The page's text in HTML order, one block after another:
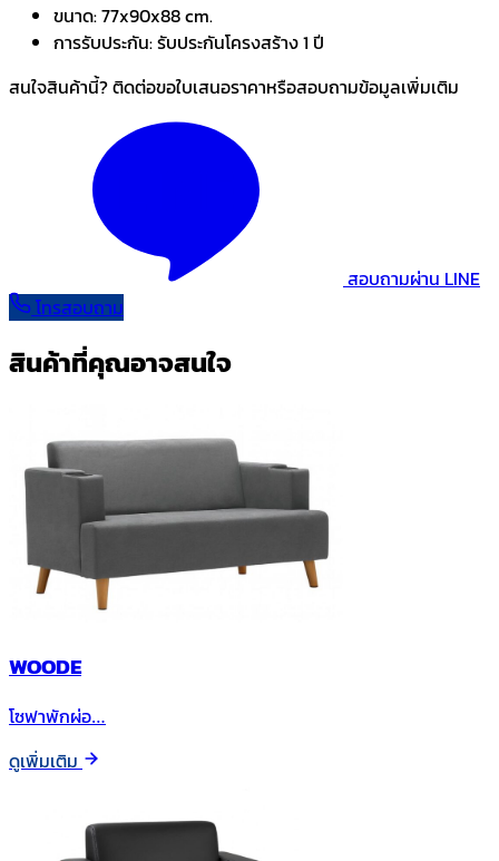
ขนาด:77x90x88 cm.
การรับประกัน:รับประกันโครงสร้าง 1 ปี
สนใจสินค้านี้? ติดต่อขอใบเสนอราคาหรือสอบถามข้อมูลเพิ่มเติม
สอบถามผ่าน LINE
โทรสอบถาม
สินค้าที่คุณอาจสนใจ
WOODE
โซฟาพักผ่อ…
ดูเพิ่มเติม